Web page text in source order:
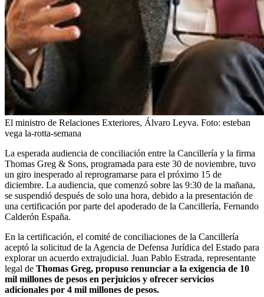
El ministro de Relaciones Exteriores, Álvaro Leyva. Foto: esteban
vega la-rotta-semana
La esperada audiencia de conciliación entre la Cancillería y la firma
Thomas Greg & Sons, programada para este 30 de noviembre, tuvo
un giro inesperado al reprogramarse para el próximo 15 de
diciembre. La audiencia, que comenzó sobre las 9:30 de la mañana,
se suspendió después de solo una hora, debido a la presentación de
una certificación por parte del apoderado de la Cancillería, Fernando
Calderón España.
En la certificación, el comité de conciliaciones de la Cancillería
aceptó la solicitud de la Agencia de Defensa Jurídica del Estado para
explorar un acuerdo extrajudicial. Juan Pablo Estrada, representante
legal de Thomas Greg, propuso renunciar a la exigencia de 10
mil millones de pesos en perjuicios y ofrecer servicios
adicionales por 4 mil millones de pesos.